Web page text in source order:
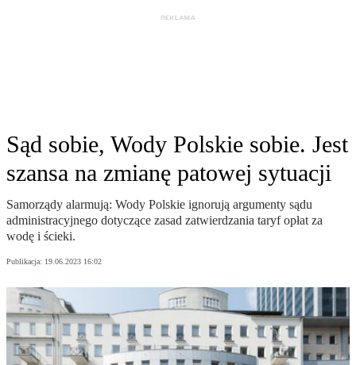
Sąd sobie, Wody Polskie sobie. Jest
szansa na zmianę patowej sytuacji
Samorządy alarmują: Wody Polskie ignorują argumenty sądu
administracyjnego dotyczące zasad zatwierdzania taryf opłat za
wodę i ścieki.
Publikacja: 19.06.2023 16:02